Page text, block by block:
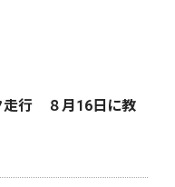
走行 ８月16日に教